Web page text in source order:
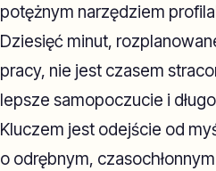
potężnym narzędziem
Dziesięć minut,
pracy, nie jest czasem
lepsze samopoczucie i
Kluczem jest odejście od
o odrębnym,